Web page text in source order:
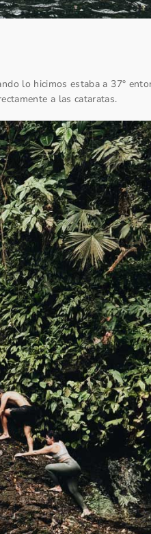
lo hicimos estaba a 37°
a las cataratas.